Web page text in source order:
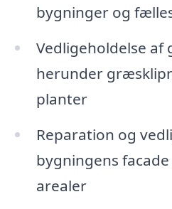
bygninger og
Vedligeholdelse af
herunder
planter
Reparation og
bygningens
arealer